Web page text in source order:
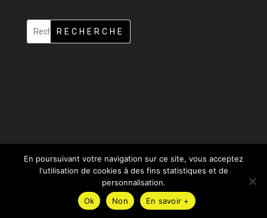
RECHERCHE
Elegant Themes | Propulsé par WordPress
En poursuivant votre navigation sur ce site, vous acceptez
l'utilisation de cookies à des fins statistiques et de
personnalisation.
Ok
Non En savoir +